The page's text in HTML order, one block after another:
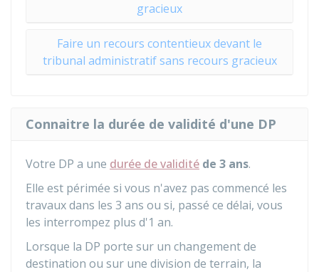
gracieux
Faire un recours contentieux devant le
tribunal administratif sans recours gracieux
Connaitre la durée de validité d'une DP
Votre DP a une durée de validité de 3 ans.
Elle est périmée si vous n'avez pas commencé les
travaux dans les 3 ans ou si, passé ce délai, vous
les interrompez plus d'1 an.
Lorsque la DP porte sur un changement de
destination ou sur une division de terrain, la